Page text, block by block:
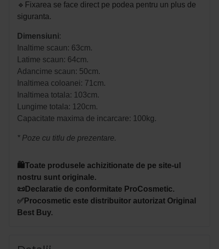
🔹 Fixarea se face direct pe podea pentru un plus de
siguranta.
Dimensiuni:
Inaltime scaun: 63cm.
Latime scaun: 64cm.
Adancime scaun: 50cm.
Inaltimea coloanei: 71cm.
Inaltimea totala: 103cm.
Lungime totala: 120cm.
Capacitate maxima de incarcare: 100kg.
* Poze cu titlu de prezentare.
🛍️Toate produsele achizitionate de pe site-ul
nostru sunt originale.
📜Declaratie de conformitate ProCosmetic.
✅Procosmetic este distribuitor autorizat Original
Best Buy.